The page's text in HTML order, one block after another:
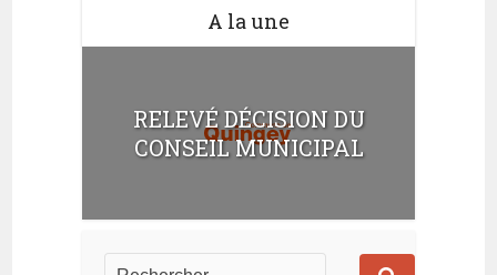
A la une
RELEVÉ DÉCISION DU
CONSEIL MUNICIPAL